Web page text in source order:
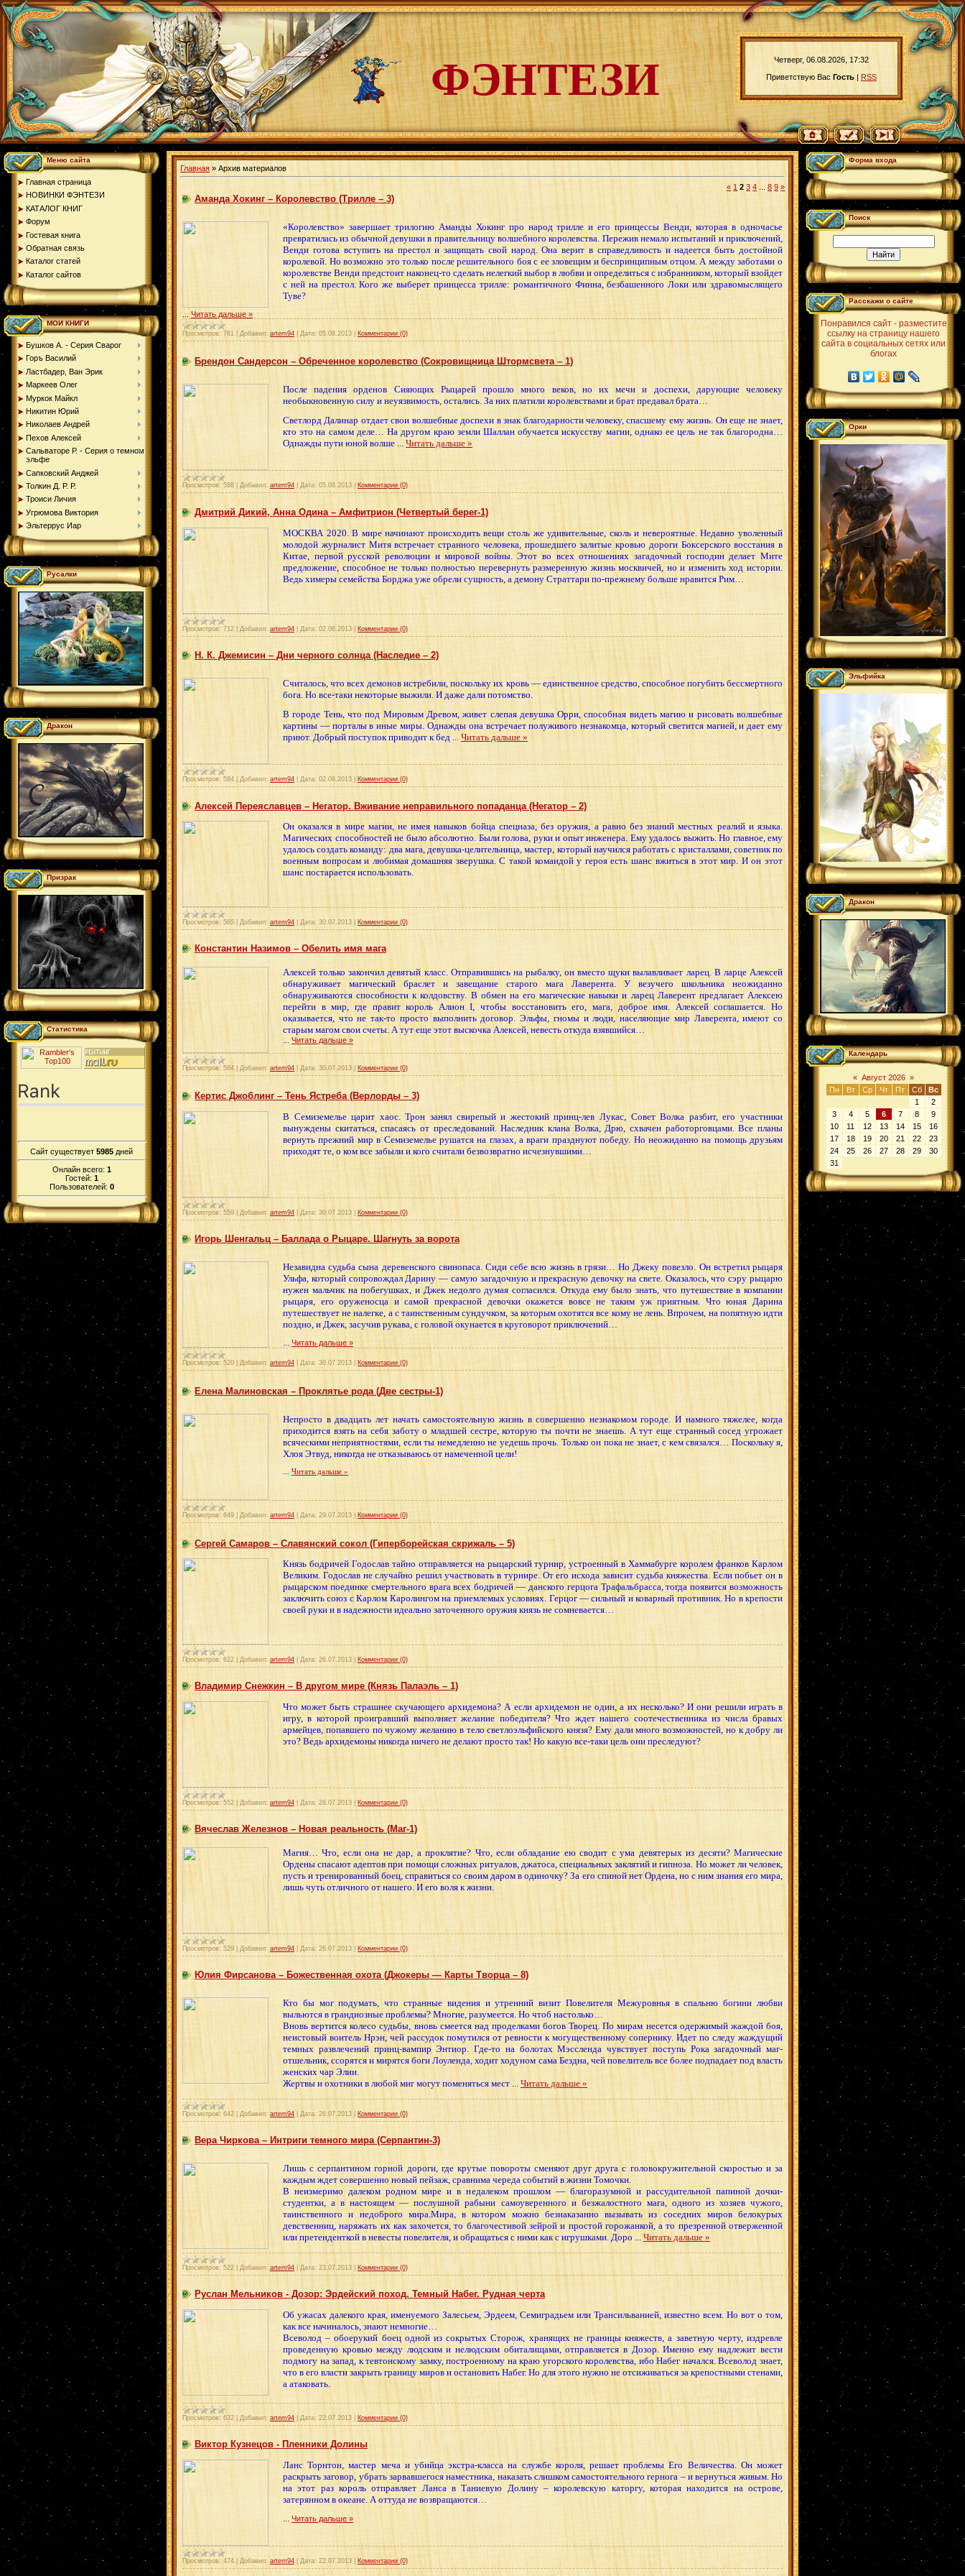
Четверг, 06.08.2026, 17:32
Приветствую Вас Гость | RSS
ФЭНТЕЗИ
Меню сайта
Главная страница
НОВИНКИ ФЭНТЕЗИ
КАТАЛОГ КНИГ
Форум
Гостевая книга
Обратная связь
Каталог статей
Каталог сайтов
МОИ КНИГИ
Бушков А. - Серия Сварог
Горъ Василий
Ластбадер, Ван Эрик
Маркеев Олег
Муркок Майкл
Никитин Юрий
Николаев Андрей
Пехов Алексей
Сальваторе Р. - Серия о темном
эльфе
Сапковский Анджей
Толкин Д. Р. Р.
Троиси Личия
Угрюмова Виктория
Эльтеррус Иар
Русалки
Дракон
Призрак
Статистика
Сайт существует 5985 дней
Онлайн всего: 1
Гостей: 1
Пользователей: 0
Главная » Архив материалов
« 1 2 3 4 8 9 »
Аманда Хокинг – Королевство (Трилле – 3)
«Королевство» завершает трилогию Аманды Хокинг про народ трилле и его принцессы Венди, которая в одночасье
превратилась из обычной девушки в правительницу волшебного королевства. Пережив немало испытаний и приключений,
Венди готова вступить на престол и защищать свой народ. Она верит в справедливость и надеется быть достойной
королевой. Но возможно это только после решительного боя с ее зловещим и беспринципным отцом. А между заботами о
королевстве Венди предстоит наконец-то сделать нелегкий выбор в любви и определиться с избранником, который взойдет
с ней на престол. Кого же выберет принцесса трилле: романтичного Финна, безбашенного Локи или здравомыслящего
Туве?
Читать дальше »
Просмотров: 761 Добавил: artem94 Дата: 05.08.2013 Комментарии (0)
Брендон Сандерсон – Обреченное королевство (Сокровищница Штормсвета – 1)
После падения орденов Сияющих Рыцарей прошло много веков, но их мечи и доспехи, дарующие человеку
необыкновенную силу и неуязвимость, остались. За них платили королевствами и брат предавал брата…
Светлорд Далинар отдает свои волшебные доспехи в знак благодарности человеку, спасшему ему жизнь. Он еще не знает,
кто это на самом деле… На другом краю земли Шаллан обучается искусству магии, однако ее цель не так благородна…
Однажды пути юной волше
Читать дальше »
Просмотров: 588 Добавил: artem94 Дата: 05.08.2013 Комментарии (0)
Дмитрий Дикий, Анна Одина – Амфитрион (Четвертый берег-1)
МОСКВА 2020. В мире начинают происходить вещи столь же удивительные, сколь и невероятные. Недавно уволенный
молодой журналист Митя встречает странного человека, прошедшего залитые кровью дороги Боксерского восстания в
Китае, первой русской революции и мировой войны. Этот во всех отношениях загадочный господин делает Мите
предложение, способное не только полностью перевернуть размеренную жизнь москвичей, но и изменить ход истории.
Ведь химеры семейства Борджа уже обрели сущность, а демону Страттари по-прежнему больше нравится Рим…
Просмотров: 712 Добавил: artem94 Дата: 02.08.2013 Комментарии (0)
Н. К. Джемисин – Дни черного солнца (Наследие – 2)
Считалось, что всех демонов истребили, поскольку их кровь — единственное средство, способное погубить бессмертного
бога. Но все-таки некоторые выжили. И даже дали потомство.
В городе Тень, что под Мировым Древом, живет слепая девушка Орри, способная видеть магию и рисовать волшебные
картины — порталы в иные миры. Однажды она встречает полуживого незнакомца, который светится магией, и дает ему
приют. Добрый поступок приводит к бед
Читать дальше »
Просмотров: 584 Добавил: artem94 Дата: 02.08.2013 Комментарии (0)
Алексей Переяславцев – Негатор. Вживание неправильного попаданца (Негатор – 2)
Он оказался в мире магии, не имея навыков бойца спецназа, без оружия, а равно без знаний местных реалий и языка.
Магических способностей не было абсолютно. Были голова, руки и опыт инженера. Ему удалось выжить. Но главное, ему
удалось создать команду: два мага, девушка-целительница, мастер, который научился работать с кристаллами, советник по
военным вопросам и любимая домашняя зверушка. С такой командой у героя есть шанс вжиться в этот мир. И он этот
шанс постарается использовать.
Просмотров: 565 Добавил: artem94 Дата: 30.07.2013 Комментарии (0)
Константин Назимов – Обелить имя мага
Алексей только закончил девятый класс. Отправившись на рыбалку, он вместо щуки вылавливает ларец. В ларце Алексей
обнаруживает магический браслет и завещание старого мага Лаверента. У везучего школьника неожиданно
обнаруживаются способности к колдовству. В обмен на его магические навыки и ларец Лаверент предлагает Алексею
перейти в мир, где правит король Алион I, чтобы восстановить его, мага, доброе имя. Алексей соглашается. Но
оказывается, что не так-то просто выполнить договор. Эльфы, гномы и люди, населяющие мир Лаверента, имеют со
старым магом свои счеты. А тут еще этот выскочка Алексей, невесть откуда взявшийся…
Читать дальше »
Просмотров: 584 Добавил: artem94 Дата: 30.07.2013 Комментарии (0)
Кертис Джоблинг – Тень Ястреба (Верлорды – 3)
В Семиземелье царит хаос. Трон занял свирепый и жестокий принц-лев Лукас, Совет Волка разбит, его участники
вынуждены скитаться, спасаясь от преследований. Наследник клана Волка, Дрю, схвачен работорговцами. Все планы
вернуть прежний мир в Семиземелье рушатся на глазах, а враги празднуют победу. Но неожиданно на помощь друзьям
приходят те, о ком все забыли и кого считали безвозвратно исчезнувшими…
Просмотров: 559 Добавил: artem94 Дата: 30.07.2013 Комментарии (0)
Игорь Шенгальц – Баллада о Рыцаре. Шагнуть за ворота
Незавидна судьба сына деревенского свинопаса. Сиди себе всю жизнь в грязи… Но Джеку повезло. Он встретил рыцаря
Ульфа, который сопровождал Дарину — самую загадочную и прекрасную девочку на свете. Оказалось, что сэру рыцарю
нужен мальчик на побегушках, и Джек недолго думая согласился. Откуда ему было знать, что путешествие в компании
рыцаря, его оруженосца и самой прекрасной девочки окажется вовсе не таким уж приятным. Что юная Дарина
путешествует не налегке, а с таинственным сундучком, за которым охотятся все кому не лень. Впрочем, на попятную идти
поздно, и Джек, засучив рукава, с головой окунается в круговорот приключений…
Читать дальше »
Просмотров: 520 Добавил: artem94 Дата: 30.07.2013 Комментарии (0)
Елена Малиновская – Проклятье рода (Две сестры-1)
Непросто в двадцать лет начать самостоятельную жизнь в совершенно незнакомом городе. И намного тяжелее, когда
приходится взять на себя заботу о младшей сестре, которую ты почти не знаешь. А тут еще странный сосед угрожает
всяческими неприятностями, если ты немедленно не уедешь прочь. Только он пока не знает, с кем связался… Поскольку я,
Хлоя Этвуд, никогда не отказываюсь от намеченной цели!
Читать дальше »
Просмотров: 649 Добавил: artem94 Дата: 29.07.2013 Комментарии (0)
Сергей Самаров – Славянский сокол (Гиперборейская скрижаль – 5)
Князь бодричей Годослав тайно отправляется на рыцарский турнир, устроенный в Хаммабурге королем франков Карлом
Великим. Годослав не случайно решил участвовать в турнире. От его исхода зависит судьба княжества. Если побьет он в
рыцарском поединке смертельного врага всех бодричей — данского герцога Трафальбрасса, тогда появится возможность
заключить союз с Карлом Каролингом на приемлемых условиях. Герцог — сильный и коварный противник. Но в крепости
своей руки и в надежности идеально заточенного оружия князь не сомневается…
Просмотров: 622 Добавил: artem94 Дата: 26.07.2013 Комментарии (0)
Владимир Снежкин – В другом мире (Князь Палаэль – 1)
Что может быть страшнее скучающего архидемона? А если архидемон не один, а их несколько? И они решили играть в
игру, в которой проигравший выполняет желание победителя? Что ждет нашего соотечественника из числа бравых
армейцев, попавшего по чужому желанию в тело светлоэльфийского князя? Ему дали много возможностей, но к добру ли
это? Ведь архидемоны никогда ничего не делают просто так! Но какую все-таки цель они преследуют?
Просмотров: 552 Добавил: artem94 Дата: 26.07.2013 Комментарии (0)
Вячеслав Железнов – Новая реальность (Маг-1)
Магия… Что, если она не дар, а проклятие? Что, если обладание ею сводит с ума девятерых из десяти? Магические
Ордены спасают адептов при помощи сложных ритуалов, джатоса, специальных заклятий и гипноза. Но может ли человек,
пусть и тренированный боец, справиться со своим даром в одиночку? За его спиной нет Ордена, но с ним знания его мира,
лишь чуть отличного от нашего. И его воля к жизни.
Просмотров: 529 Добавил: artem94 Дата: 26.07.2013 Комментарии (0)
Юлия Фирсанова – Божественная охота (Джокеры — Карты Творца – 8)
Кто бы мог подумать, что странные видения и утренний визит Повелителя Межуровнья в спальню богини любви
выльются в грандиозные проблемы? Многие, разумеется. Но чтоб настолько…
Вновь вертится колесо судьбы, вновь смеется над проделками богов Творец. По мирам несется одержимый жаждой боя,
неистовый воитель Нрэн, чей рассудок помутился от ревности к могущественному сопернику. Идет по следу жаждущий
темных развлечений принц-вампир Энтиор. Где-то на болотах Мэссленда чувствует поступь Рока загадочный маг-
отшельник, ссорятся и мирятся боги Лоуленда, ходит ходуном сама Бездна, чей повелитель все более подпадает под власть
женских чар Элии.
Жертвы и охотники в любой миг могут поменяться мест ... Читать дальше »
Просмотров: 642 Добавил: artem94 Дата: 26.07.2013 Комментарии (0)
Вера Чиркова – Интриги темного мира (Серпантин-3)
Лишь с серпантином горной дороги, где крутые повороты сменяют друг друга с головокружительной скоростью и за
каждым ждет совершенно новый пейзаж, сравнима череда событий в жизни Томочки.
В неизмеримо далеком родном мире и в недалеком прошлом — благоразумной и рассудительной папиной дочки-
студентки, а в настоящем — послушной рабыни самоуверенного и безжалостного мага, одного из хозяев чужого,
таинственного и недоброго мира.Мира, в котором можно безнаказанно вызывать из соседних миров белокурых
девственниц, наряжать их как захочется, то благочестивой зейрой и простой горожанкой, а то презренной отверженной
или претенденткой в невесты повелителя, и обращаться с ними как с игрушками. Доро ... Читать дальше »
Просмотров: 522 Добавил: artem94 Дата: 23.07.2013 Комментарии (0)
Руслан Мельников - Дозор: Эрдейский поход. Темный Набег. Рудная черта
Об ужасах далекого края, именуемого Залесьем, Эрдеем, Семиградьем или Трансильванией, известно всем. Но вот о том,
как все начиналось, знают немногие…
Всеволод – обоерукий боец одной из сокрытых Сторож, хранящих не границы княжеств, а заветную черту, издревле
проведенную кровью между людским и нелюдским обиталищами, отправляется в Дозор. Именно ему надлежит вести
подмогу на запад, к тевтонскому замку, построенному на краю угорского королевства, ибо Набег начался. Всеволод знает,
что в его власти закрыть границу миров и остановить Набег. Но для этого нужно не отсиживаться за крепостными стенами,
а атаковать.
Просмотров: 632 Добавил: artem94 Дата: 22.07.2013 Комментарии (0)
Виктор Кузнецов - Пленники Долины
Ланс Торнтон, мастер меча и убийца экстра-класса на службе короля, решает проблемы Его Величества. Он может
раскрыть заговор, убрать зарвавшегося наместника, наказать слишком самостоятельного гернога – и вернуться живым. Но
на этот раз король отправляет Ланса в Таниевую Долину – королевскую каторгу, которая находится на острове,
затерянном в океане. А оттуда не возвращаются…
Читать дальше »
Просмотров: 474 Добавил: artem94 Дата: 22.07.2013 Комментарии (0)
Форма входа
Поиск
Расскажи о сайте
Понравился сайт - разместите
ссылку на страницу нашего
сайта в социальных сетях или
блогах
Орки
Эльфийка
Дракон
Календарь
« Август 2026 »
Пн
Вт Ср Чт Пт Сб
Вс
1
2
3
4 5 6 7 8
9
10
11 12 13 14 15
16
17
18 19 20 21 22
23
24
25 26 27 28 29
30
31